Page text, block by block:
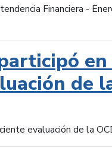
Financiera -
de
evaluación de la